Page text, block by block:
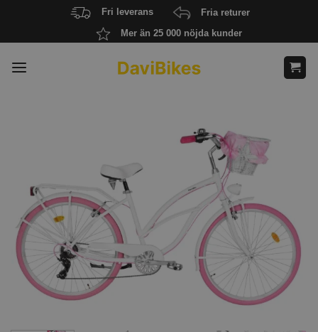
content
Fri leverans
Fria returer
Mer än 25 000 nöjda kunder